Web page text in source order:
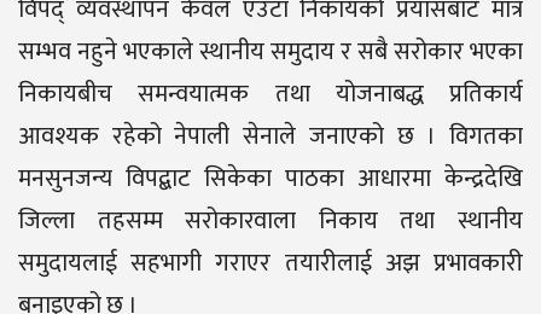
विपद् व्यवस्थापन केवल एउटा निकायको प्रयासबाट मात्र
सम्भव नहुने भएकाले स्थानीय समुदाय र सबै सरोकार भएका
निकायबीच समन्वयात्मक तथा योजनाबद्ध प्रतिकार्य
आवश्यक रहेको नेपाली सेनाले जनाएको छ । विगतका
मनसुनजन्य विपद्बाट सिकेका पाठका आधारमा केन्द्रदेखि
जिल्ला तहसम्म सरोकारवाला निकाय तथा स्थानीय
समुदायलाई सहभागी गराएर तयारीलाई अझ प्रभावकारी
बनाइएको छ ।